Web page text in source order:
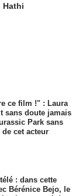
Hathi
ce film !" : Laura
sans doute jamais
Park sans
de cet acteur
: dans cette
Bérénice Bejo, le